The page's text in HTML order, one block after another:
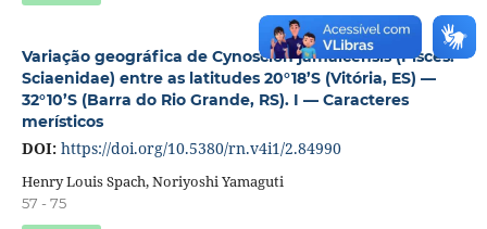
Variação geográfica de Cynoscion jamaicensis (Pisces:
Sciaenidae) entre as latitudes 20°18’S (Vitória, ES) —
32°10’S (Barra do Rio Grande, RS). I — Caracteres
merísticos
DOI: https://doi.org/10.5380/rn.v4i1/2.84990
Henry Louis Spach, Noriyoshi Yamaguti
57 - 75